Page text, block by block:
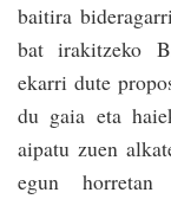
baitira
bat irakitzeko
ekarri dute
du gaia eta
aipatu zuen
egun horretan